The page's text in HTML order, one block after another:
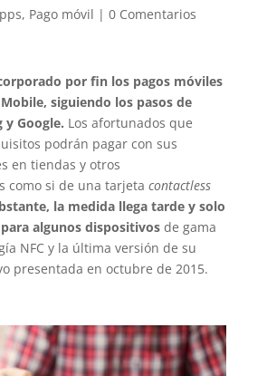
, Pago móvil | 0 Comentarios
por fin los pagos móviles
siguiendo los pasos de
y Google. Los afortunados que
podrán pagar con sus
en tiendas y otros
como si de una tarjeta contactless
la medida llega tarde y solo
algunos dispositivosde gama
NFC y la última versión de su
presentada en octubre de 2015.